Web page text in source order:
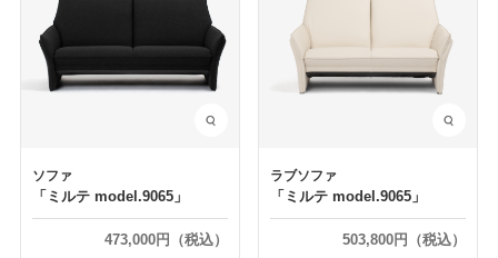
ソファ
「ミルテ model.9065」
473,000円（税込）
ラブソファ
「ミルテ model.9065」
503,800円（税込）